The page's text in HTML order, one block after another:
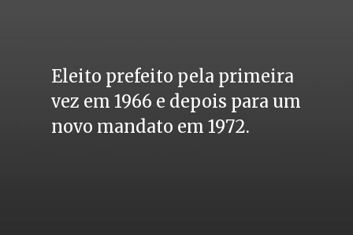
Eleito prefeito pela primeira
vez em 1966 e depois para um
novo mandato em 1972.